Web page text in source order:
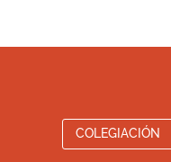
COLEGIACIÓN